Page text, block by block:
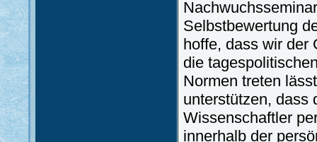
Selbstbewertung
hoffe, dass wir der
die
Normen treten
unterstützen, dass
Wissenschaftler
innerhalb der